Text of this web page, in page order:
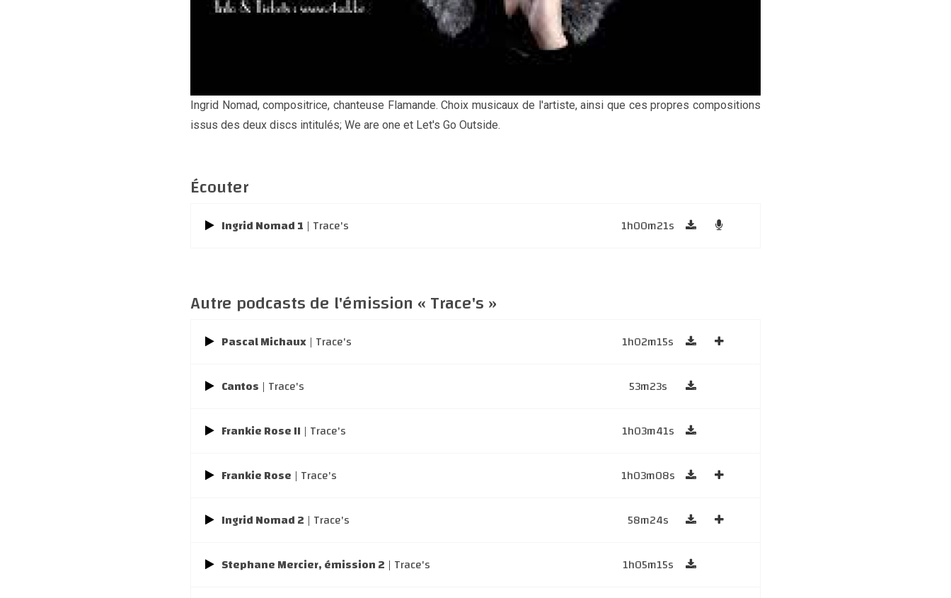
Ingrid Nomad, compositrice, chanteuse Flamande. Choix musicaux de l'artiste, ainsi que ces propres compositions
issus des deux discs intitulés; We are one et Let's Go Outside.
Écouter
Ingrid Nomad 1 | Trace's 1h00m21s
Autre podcasts de l'émission « Trace's »
Pascal Michaux | Trace's 1h02m15s
Cantos | Trace's 53m23s
Frankie Rose II | Trace's 1h03m41s
Frankie Rose | Trace's 1h03m08s
Ingrid Nomad 2 | Trace's 58m24s
Stephane Mercier, émission 2 | Trace's 1h05m15s